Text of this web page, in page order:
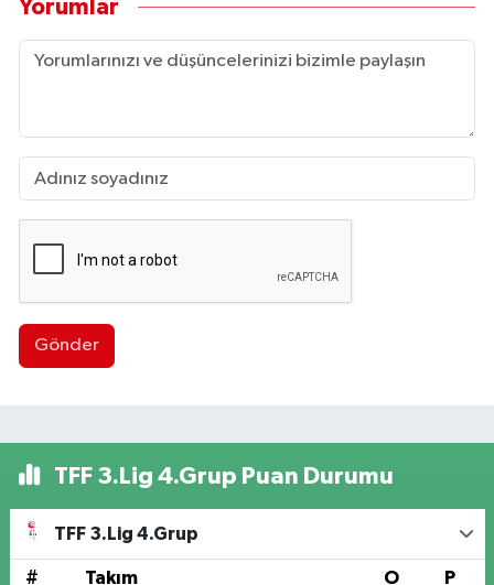
Yorumlar
Gönder
TFF 3.Lig 4.Grup Puan Durumu
TFF 3.Lig 4.Grup
# Takım O P